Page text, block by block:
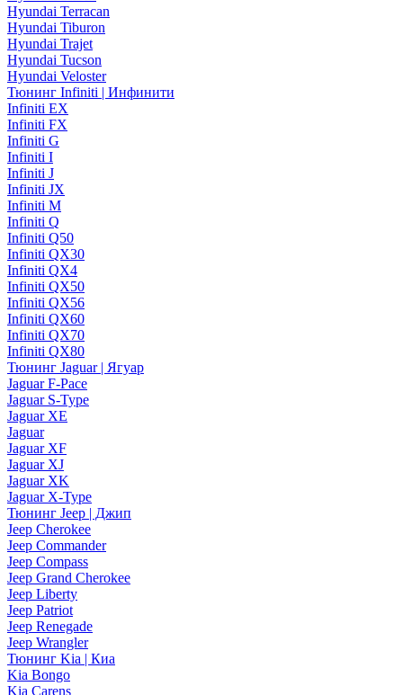
Hyundai Terracan
Hyundai Tiburon
Hyundai Trajet
Hyundai Tucson
Hyundai Veloster
Тюнинг Infiniti | Инфинити
Infiniti EX
Infiniti FX
Infiniti G
Infiniti I
Infiniti J
Infiniti JX
Infiniti M
Infiniti Q
Infiniti Q50
Infiniti QX30
Infiniti QX4
Infiniti QX50
Infiniti QX56
Infiniti QX60
Infiniti QX70
Infiniti QX80
Тюнинг Jaguar | Ягуар
Jaguar F-Pace
Jaguar S-Type
Jaguar XE
Jaguar
Jaguar XF
Jaguar XJ
Jaguar XK
Jaguar X-Type
Тюнинг Jeep | Джип
Jeep Cherokee
Jeep Commander
Jeep Compass
Jeep Grand Cherokee
Jeep Liberty
Jeep Patriot
Jeep Renegade
Jeep Wrangler
Тюнинг Kia | Киа
Kia Bongo
Kia Carens